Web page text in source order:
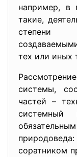
например, в
такие,
степени
тех или иных
системы,
частей –
соратником